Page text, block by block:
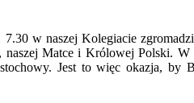
w naszej Kolegiacie
naszej Matce i Królowej Polski.
Jest to więc okazja, by